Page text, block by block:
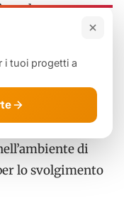
di lavoro;
che
di
lo svolgimento
i tuoi progetti a